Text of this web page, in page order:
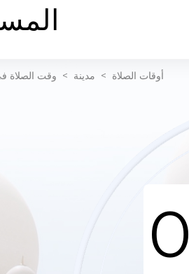
أوقات الصلاة > مدينة > وقت الصلاة
0